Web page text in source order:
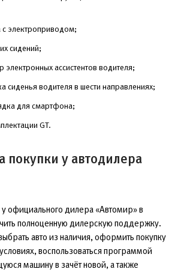
электроприводом;
сидений;
ассистентов водителя;
сиденья водителя в шести направлениях;
для смартфона;
GT.
покупки у автодилера
у официального дилера «Автомир» в
полноценную дилерскую поддержку.
авто из наличия, оформить покупку
воспользоваться программой
машину в зачёт новой, а также